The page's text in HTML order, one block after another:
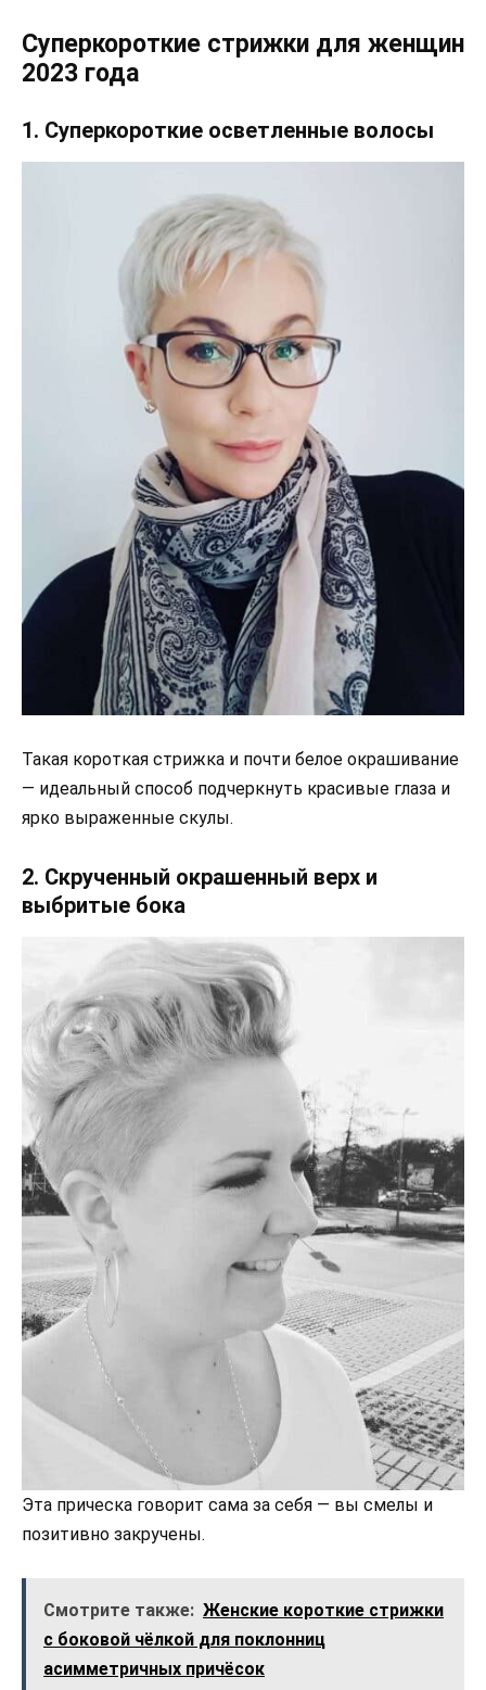
Суперкороткие стрижки для женщин
2023 года
1. Суперкороткие осветленные волосы
Такая короткая стрижка и почти белое окрашивание
— идеальный способ подчеркнуть красивые глаза и
ярко выраженные скулы.
2. Скрученный окрашенный верх и
выбритые бока
Эта прическа говорит сама за себя — вы смелы и
позитивно закручены.
Смотрите также: Женские короткие стрижки
с боковой чёлкой для поклонниц
асимметричных причёсок